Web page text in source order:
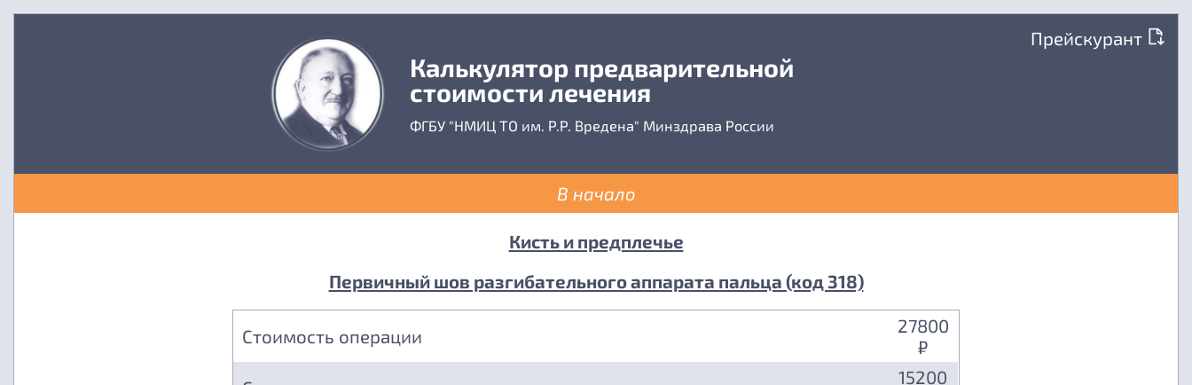
Прейскурант
Калькулятор предварительной
стоимости лечения
ФГБУ "НМИЦ ТО им. Р.Р. Вредена" Минздрава России
В начало
Кисть и предплечье
Первичный шов разгибательного аппарата пальца (код 318)
Стоимость операции
27800
₽
15200